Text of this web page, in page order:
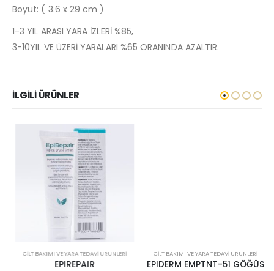
Boyut: ( 3.6 x 29 cm )
1-3 YIL ARASI YARA İZLERİ %85,
3-10YIL VE ÜZERİ YARALARI %65 ORANINDA AZALTIR.
İLGILI ÜRÜNLER
CILT BAKIMI VE YARA TEDAVI ÜRÜNLERI
EPIREPAIR
CILT BAKIMI VE YARA TEDAVI ÜRÜNLERI
EPIDERM EMPTNT-51 GÖĞÜS